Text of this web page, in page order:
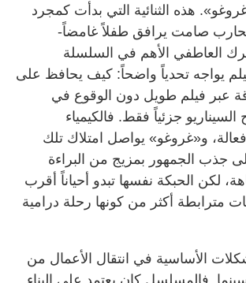
هذه الثنائية التي بدأت كمجرد
صامت يرافق طفلاً غامضاً-
العاطفي الأهم في السلسلة
يواجه تحدياً واضحاً: كيف يحافظ على
عبر فيلم طويل دون الوقوع في
السيناريو جزئياً فقط. فالكيمياء
فعالة، و«غروغو» يواصل امتلاك تلك
جذب الجمهور بمزيج من البراءة
لكن الحبكة نفسها تبدو أحياناً أقرب
مترابطة أكثر من كونها رحلة درامية
الأساسية في انتقال الأعمال من
فالمسلسل كان يعتمد على البناء